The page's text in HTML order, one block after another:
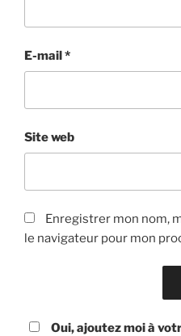
E-mail*
Site web
Enregistrer mon nom,
le navigateur pour mon
Oui, ajoutez moi à